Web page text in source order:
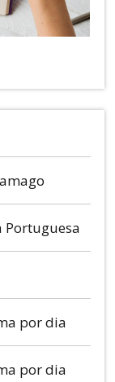
Portuguesa
por dia
por dia